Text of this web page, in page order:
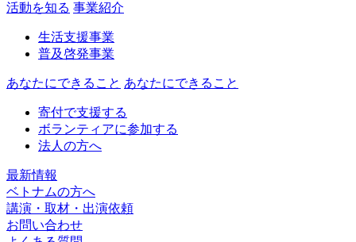
活動を知る 事業紹介
生活支援事業
普及啓発事業
あなたにできること あなたにできること
寄付で支援する
ボランティアに参加する
法人の方へ
最新情報
ベトナムの方へ
講演・取材・出演依頼
お問い合わせ